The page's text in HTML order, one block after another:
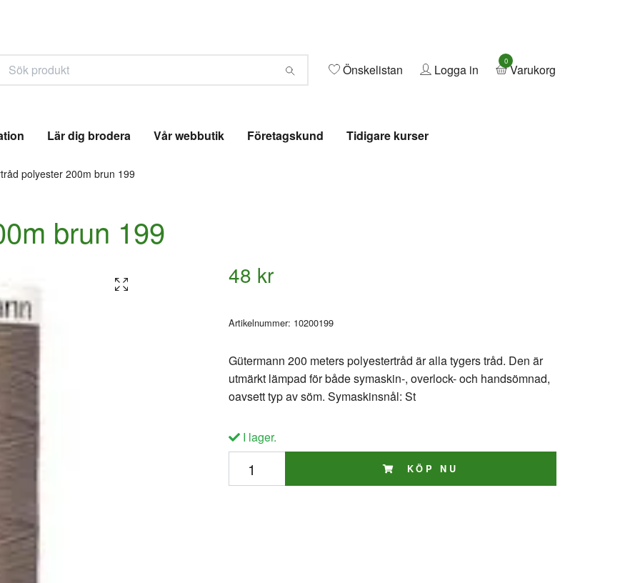
Önskelistan Logga in
0
Varukorg
Lär dig brodera Vår webbutik Företagskund Tidigare kurser
polyester 200m brun 199
brun 199
48 kr
Artikelnummer: 10200199
Gütermann 200 meters polyestertråd är alla tygers tråd. Den är
utmärkt lämpad för både symaskin-, overlock- och handsömnad,
oavsett typ av söm. Symaskinsnål: St
I lager.
KÖP NU